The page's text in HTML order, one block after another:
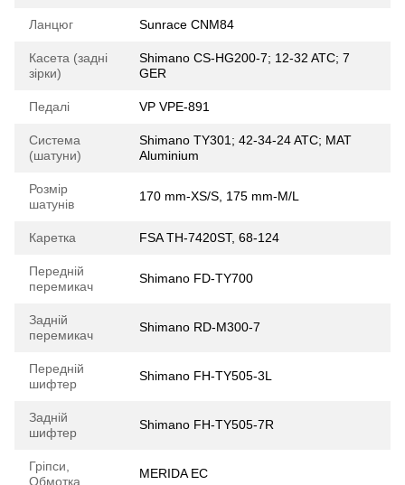
Ланцюг Sunrace CNM84
Касета (задні
зірки)
Shimano CS-HG200-7; 12-32 ATC; 7
GER
Педалі VP VPE-891
Система
(шатуни)
Shimano TY301; 42-34-24 ATC; MAT
Aluminium
Розмір
шатунів
170 mm-XS/S, 175 mm-M/L
Каретка FSA TH-7420ST, 68-124
Передній
перемикач
Shimano FD-TY700
Задній
перемикач
Shimano RD-M300-7
Передній
шифтер
Shimano FH-TY505-3L
Задній
шифтер
Shimano FH-TY505-7R
Гріпси,
Обмотка
MERIDA EC